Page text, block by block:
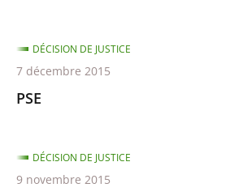
PSE
DÉCISION DE JUSTICE
7 décembre 2015
DÉCISION DE JUSTICE
9 novembre 2015